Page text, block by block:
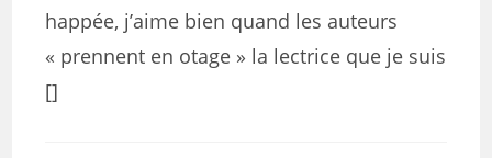
happée, j’aime bien quand les auteurs
« prennent en otage » la lectrice que je suis
[]